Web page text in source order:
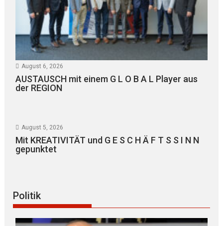
August 6, 2026
AUSTAUSCH mit einem G L O B A L Player aus
der REGION
August 5, 2026
Mit KREATIVITÄT und G E S C H Ä F T S S I N N
gepunktet
Politik